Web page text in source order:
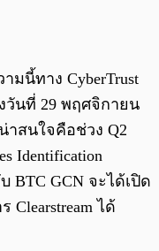
มนี้ทาง CyberTrust
วันที่ 29 พฤศจิกายน
าสนใจคือช่วง Q2
Identification
BTC GCN จะได้เปิด
ได้